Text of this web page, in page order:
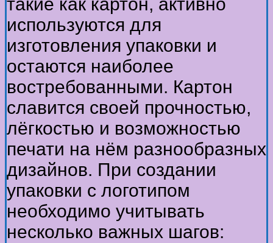
такие как картон, активно
используются для
изготовления упаковки и
остаются наиболее
востребованными. Картон
славится своей прочностью,
лёгкостью и возможностью
печати на нём разнообразных
дизайнов. При создании
упаковки с логотипом
необходимо учитывать
несколько важных шагов: